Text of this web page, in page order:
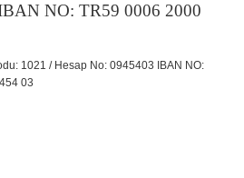
NO: TR59 0006 2000
1021 / Hesap No: 0945403 IBAN NO:
03